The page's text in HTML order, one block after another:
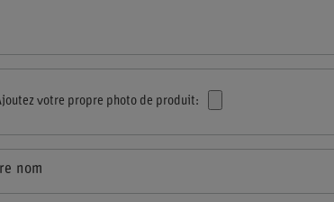
votre propre photo de produit:
nom